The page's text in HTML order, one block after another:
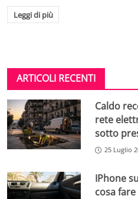
Leggi di più
ARTICOLI RECENTI
Caldo
rete
sotto
25 Luglio
IPhone
cosa